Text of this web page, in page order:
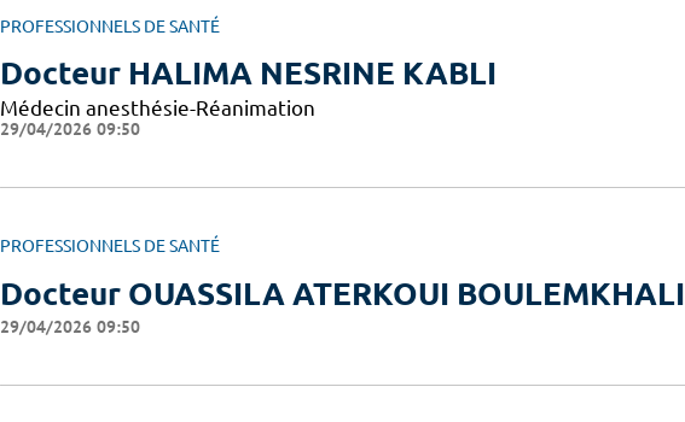
PROFESSIONNELS DE SANTÉ
Docteur HALIMA NESRINE KABLI
Médecin anesthésie-Réanimation
29/04/2026 09:50
PROFESSIONNELS DE SANTÉ
Docteur OUASSILA ATERKOUI BOULEMKHALI
29/04/2026 09:50